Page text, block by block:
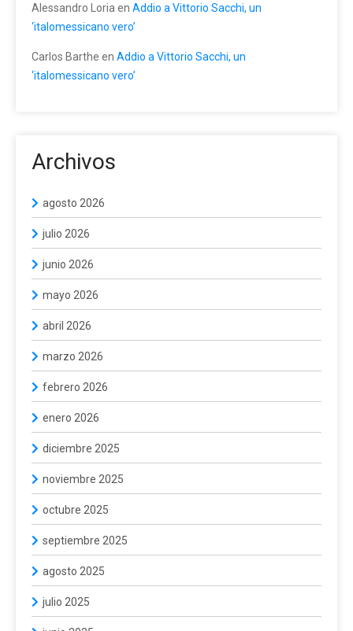
Alessandro Loria en Addio a Vittorio Sacchi, un
‘italomessicano vero’
Carlos Barthe en Addio a Vittorio Sacchi, un
‘italomessicano vero’
Archivos
agosto 2026
julio 2026
junio 2026
mayo 2026
abril 2026
marzo 2026
febrero 2026
enero 2026
diciembre 2025
noviembre 2025
octubre 2025
septiembre 2025
agosto 2025
julio 2025